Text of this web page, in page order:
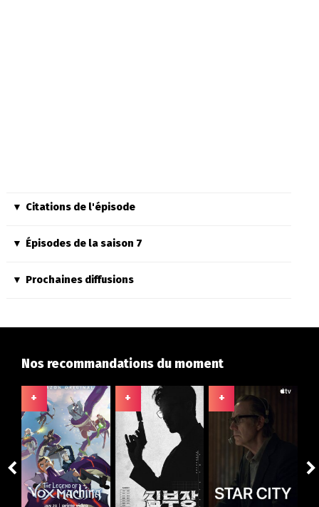
Citations de l'épisode
Épisodes de la saison 7
Prochaines diffusions
Nos recommandations du moment
+ + +